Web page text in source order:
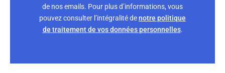
de nos emails. Pour plus d’informations, vous
pouvez consulter l’intégralité denotre politique
de traitement de vos données personnelles.